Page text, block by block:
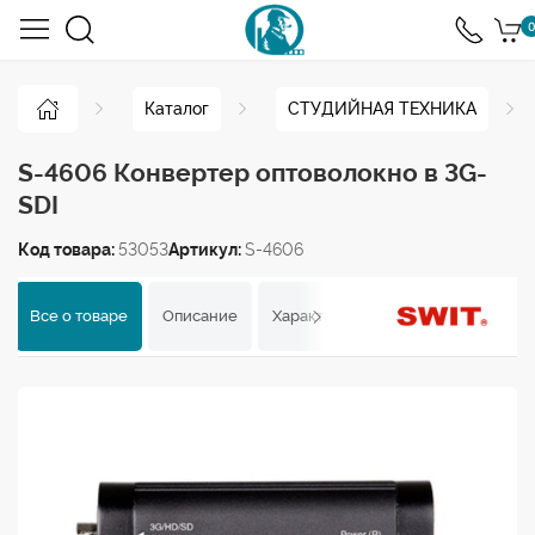
0
Каталог СТУДИЙНАЯ ТЕХНИКА
S-4606 Конвертер оптоволокно в 3G-
SDI
Код товара: 53053Артикул:S-4606
Все о товаре Описание Характеристики Отзывы